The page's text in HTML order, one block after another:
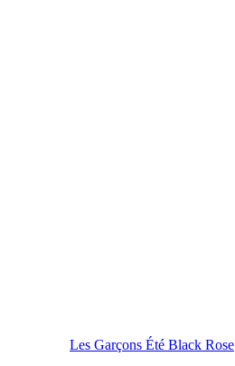
Les Garçons Été Black Rose